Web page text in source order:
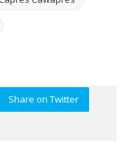
Share on Twitter